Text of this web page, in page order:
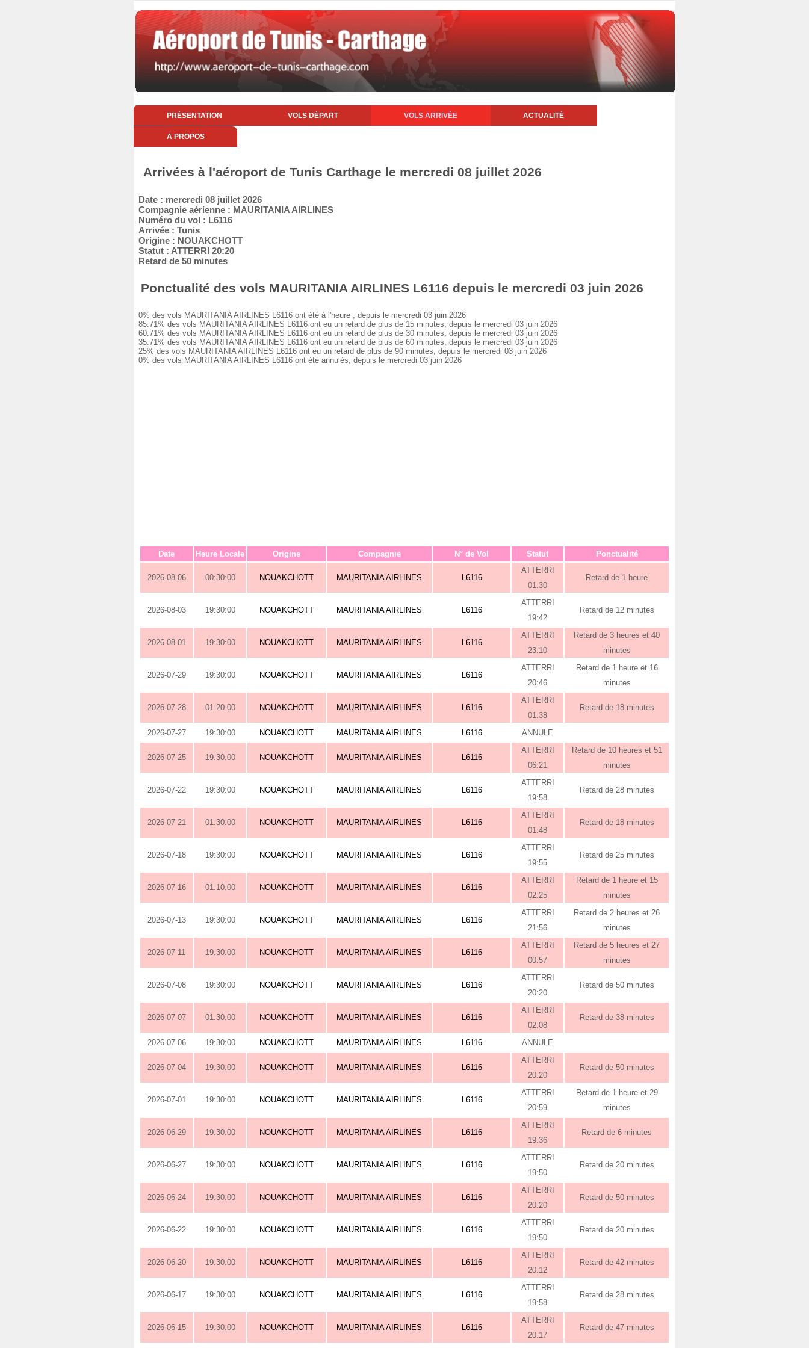
PRÉSENTATION VOLS DÉPART VOLS ARRIVÉE ACTUALITÉ
A PROPOS
Arrivées à l'aéroport de Tunis Carthage le mercredi 08 juillet 2026
Date : mercredi 08 juillet 2026
Compagnie aérienne : MAURITANIA AIRLINES
Numéro du vol : L6116
Arrivée : Tunis
Origine : NOUAKCHOTT
Statut : ATTERRI 20:20
Retard de 50 minutes
Ponctualité des vols MAURITANIA AIRLINES L6116 depuis le mercredi 03 juin 2026
0% des vols MAURITANIA AIRLINES L6116 ont été à l'heure , depuis le mercredi 03 juin 2026
85.71% des vols MAURITANIA AIRLINES L6116 ont eu un retard de plus de 15 minutes, depuis le mercredi 03 juin 2026
60.71% des vols MAURITANIA AIRLINES L6116 ont eu un retard de plus de 30 minutes, depuis le mercredi 03 juin 2026
35.71% des vols MAURITANIA AIRLINES L6116 ont eu un retard de plus de 60 minutes, depuis le mercredi 03 juin 2026
25% des vols MAURITANIA AIRLINES L6116 ont eu un retard de plus de 90 minutes, depuis le mercredi 03 juin 2026
0% des vols MAURITANIA AIRLINES L6116 ont été annulés, depuis le mercredi 03 juin 2026
Date Heure Locale Origine Compagnie N° de Vol Statut Ponctualité
2026-08-06 00:30:00 NOUAKCHOTT MAURITANIA AIRLINES L6116
ATTERRI
01:30
Retard de 1 heure
2026-08-03 19:30:00 NOUAKCHOTT MAURITANIA AIRLINES L6116
ATTERRI
19:42
Retard de 12 minutes
2026-08-01 19:30:00 NOUAKCHOTT MAURITANIA AIRLINES L6116
ATTERRI
23:10
Retard de 3 heures et 40
minutes
2026-07-29 19:30:00 NOUAKCHOTT MAURITANIA AIRLINES L6116
ATTERRI
20:46
Retard de 1 heure et 16
minutes
2026-07-28 01:20:00 NOUAKCHOTT MAURITANIA AIRLINES L6116
ATTERRI
01:38
Retard de 18 minutes
2026-07-27 19:30:00 NOUAKCHOTT MAURITANIA AIRLINES L6116 ANNULE
2026-07-25 19:30:00 NOUAKCHOTT MAURITANIA AIRLINES L6116
ATTERRI
06:21
Retard de 10 heures et 51
minutes
2026-07-22 19:30:00 NOUAKCHOTT MAURITANIA AIRLINES L6116
ATTERRI
19:58
Retard de 28 minutes
2026-07-21 01:30:00 NOUAKCHOTT MAURITANIA AIRLINES L6116
ATTERRI
01:48
Retard de 18 minutes
2026-07-18 19:30:00 NOUAKCHOTT MAURITANIA AIRLINES L6116
ATTERRI
19:55
Retard de 25 minutes
2026-07-16 01:10:00 NOUAKCHOTT MAURITANIA AIRLINES L6116
ATTERRI
02:25
Retard de 1 heure et 15
minutes
2026-07-13 19:30:00 NOUAKCHOTT MAURITANIA AIRLINES L6116
ATTERRI
21:56
Retard de 2 heures et 26
minutes
2026-07-11 19:30:00 NOUAKCHOTT MAURITANIA AIRLINES L6116
ATTERRI
00:57
Retard de 5 heures et 27
minutes
2026-07-08 19:30:00 NOUAKCHOTT MAURITANIA AIRLINES L6116
ATTERRI
20:20
Retard de 50 minutes
2026-07-07 01:30:00 NOUAKCHOTT MAURITANIA AIRLINES L6116
ATTERRI
02:08
Retard de 38 minutes
2026-07-06 19:30:00 NOUAKCHOTT MAURITANIA AIRLINES L6116 ANNULE
2026-07-04 19:30:00 NOUAKCHOTT MAURITANIA AIRLINES L6116
ATTERRI
20:20
Retard de 50 minutes
2026-07-01 19:30:00 NOUAKCHOTT MAURITANIA AIRLINES L6116
ATTERRI
20:59
Retard de 1 heure et 29
minutes
2026-06-29 19:30:00 NOUAKCHOTT MAURITANIA AIRLINES L6116
ATTERRI
19:36
Retard de 6 minutes
2026-06-27 19:30:00 NOUAKCHOTT MAURITANIA AIRLINES L6116
ATTERRI
19:50
Retard de 20 minutes
2026-06-24 19:30:00 NOUAKCHOTT MAURITANIA AIRLINES L6116
ATTERRI
20:20
Retard de 50 minutes
2026-06-22 19:30:00 NOUAKCHOTT MAURITANIA AIRLINES L6116
ATTERRI
19:50
Retard de 20 minutes
2026-06-20 19:30:00 NOUAKCHOTT MAURITANIA AIRLINES L6116
ATTERRI
20:12
Retard de 42 minutes
2026-06-17 19:30:00 NOUAKCHOTT MAURITANIA AIRLINES L6116
ATTERRI
19:58
Retard de 28 minutes
2026-06-15 19:30:00 NOUAKCHOTT MAURITANIA AIRLINES L6116
ATTERRI
20:17
Retard de 47 minutes